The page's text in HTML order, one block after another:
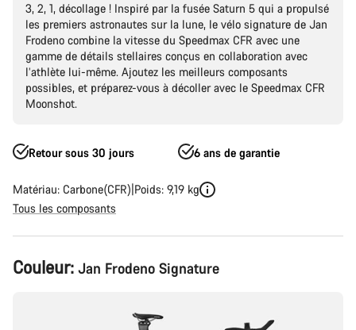
3, 2, 1, décollage ! Inspiré par la fusée Saturn 5 qui a propulsé
les premiers astronautes sur la lune, le vélo signature de Jan
Frodeno combine la vitesse du Speedmax CFR avec une
gamme de détails stellaires conçus en collaboration avec
l’athlète lui-même. Ajoutez les meilleurs composants
possibles, et préparez-vous à décoller avec le Speedmax CFR
Moonshot.
Retour sous 30 jours 6 ans de garantie
Matériau: Carbone(CFR) Poids: 9,19 kg
Tous les composants
Configuration
du
Couleur: Jan Frodeno Signature